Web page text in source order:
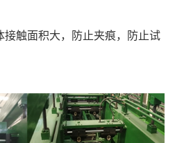
接触面积大，防止夹痕，防止试